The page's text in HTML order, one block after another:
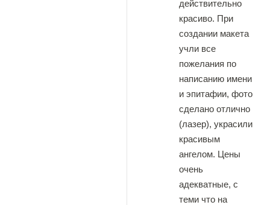
действительно
красиво. При
создании макета
учли все
пожелания по
написанию имени
и эпитафии, фото
сделано отлично
(лазер), украсили
красивым
ангелом. Цены
очень
адекватные, с
теми что на